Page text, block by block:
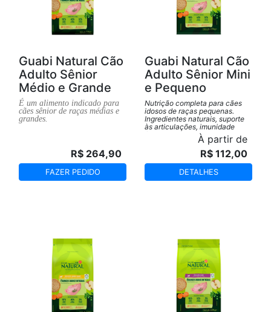
Guabi Natural Cão
Adulto Sênior
Médio e Grande
É um alimento indicado para
cães sênior de raças médias e
grandes.
R$ 264,90
FAZER PEDIDO
Guabi Natural Cão
Adulto Sênior Mini
e Pequeno
Nutrição completa para cães
idosos de raças pequenas.
Ingredientes naturais, suporte
às articulações, imunidade
fortalecida e mais vitalidade
para a melhor idade do seu pet.
À partir de
R$ 112,00
DETALHES